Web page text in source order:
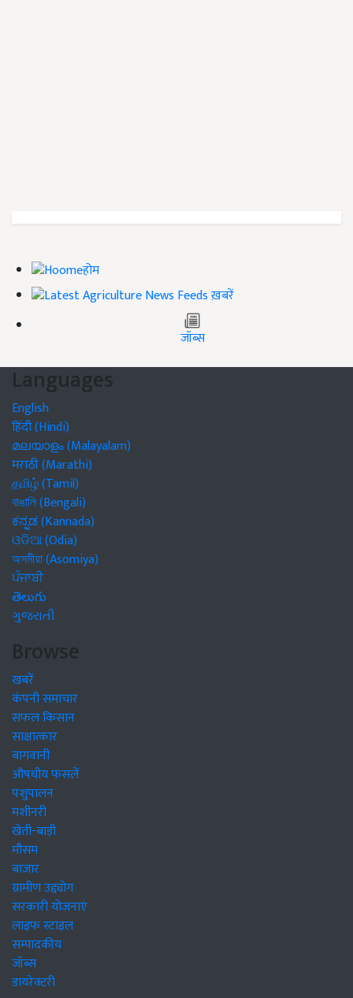
होम
ख़बरें
जॉब्स
Languages
English
हिंदी (Hindi)
മലയാളം (Malayalam)
मराठी (Marathi)
தமிழ் (Tamil)
বাঙালি (Bengali)
ಕನ್ನಡ (Kannada)
ଓଡିଆ (Odia)
অসমীয়া (Asomiya)
ਪੰਜਾਬੀ
తెలుగు
ગુજરાતી
Browse
खबरें
कंपनी समाचार
सफल किसान
साक्षात्कार
बागवानी
औषधीय फसलें
पशुपालन
मशीनरी
खेती-बाड़ी
मौसम
बाजार
ग्रामीण उद्द्योग
सरकारी योजनाएं
लाइफ स्टाइल
सम्पादकीय
जॉब्स
डायरेक्टरी